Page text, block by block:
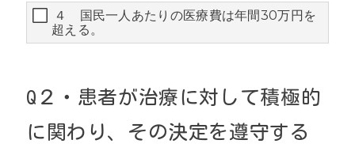
４ 国民一人あたりの医療費は年間30万円を
超える。
Q２・患者が治療に対して積極的
に関わり、その決定を遵守する